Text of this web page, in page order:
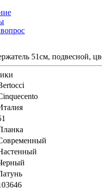
51см, подвесной,